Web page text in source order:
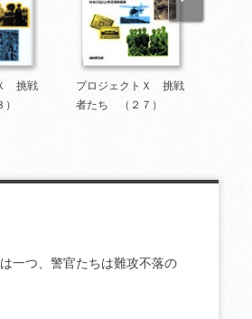
挑戦
プロジェクトＸ 挑戦
者たち （２７）
一つ、警官たちは難攻不落の